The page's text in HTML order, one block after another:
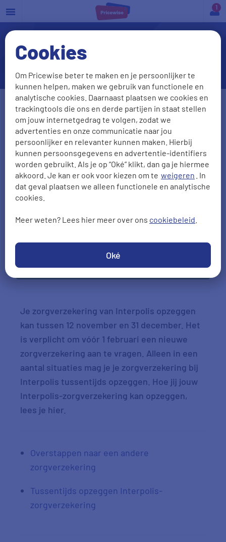
Cookies
Om Pricewise beter te maken en je persoonlijker te
kunnen helpen, maken we gebruik van functionele en
analytische cookies. Daarnaast plaatsen we cookies en
trackingtools die ons en derde partijen in staat stellen
om jouw internetgedrag te volgen, zodat we
advertenties en onze communicatie naar jou
persoonlijker en relevanter kunnen maken. Hierbij
kunnen persoonsgegevens en advertentie-identifiers
worden gebruikt. Als je op “Oké” klikt, dan ga je hiermee
akkoord. Je kan er ook voor kiezen om te weigeren . In
dat geval plaatsen we alleen functionele en analytische
cookies.
Meer weten? Lees hier meer over ons cookiebeleid
Oké
a
Hoe kan ik mijn Interpolis-
zorgverzekering opzeggen?
Geslacht
Man Vrouw
Geboortedatum
DD-MM-JJJJ
Postcode
Gezinsleden
Ja Nee
Check je voordeel
Je zorgverzekering van Interpolis opzeggen
kan tussen 12 november en 31 december. Het
is verplicht om vóór 1 februari een nieuwe
zorgverzekering aan te vragen. Alleen in een
aantal situaties mag je je zorgverzekering bij
Interpolis tussentijds opzeggen. Hoe jij jouw
Interpolis-zorgverzekering kan opzeggen,
lees je hier.
Overstappen naar een andere
zorgverzekering
Tussentijds opzeggen Interpolis-
zorgverzekering